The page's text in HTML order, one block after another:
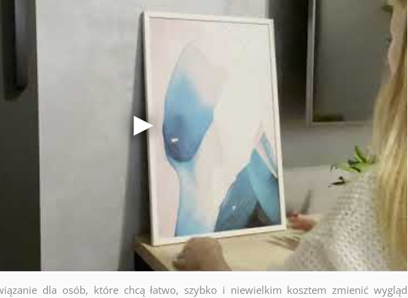
dla osób, które chcą łatwo, szybko i niewielkim kosztem zmienić wygląd